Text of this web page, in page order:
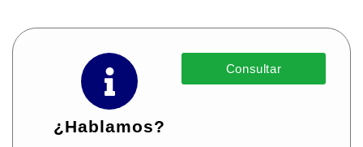
¿Hablamos?
Consultar